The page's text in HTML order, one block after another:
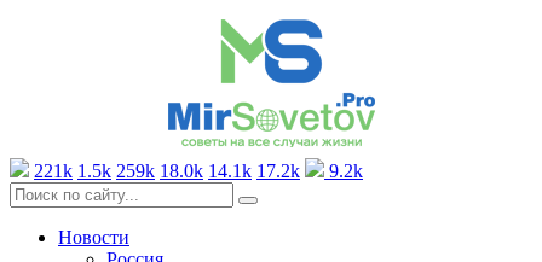
221k 1.5k 259k 18.0k 14.1k 17.2k 9.2k
Новости